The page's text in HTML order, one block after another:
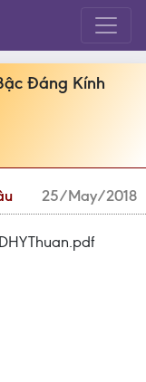
Đáng Kính
25/May/2018